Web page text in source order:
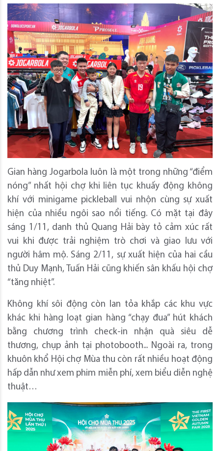
Gian hàng Jogarbola luôn là một trong những “điểm
nóng” nhất hội chợ khi liên tục khuấy động không
khí với minigame pickleball vui nhộn cùng sự xuất
hiện của nhiều ngôi sao nổi tiếng. Có mặt tại đây
sáng 1/11, danh thủ Quang Hải bày tỏ cảm xúc rất
vui khi được trải nghiệm trò chơi và giao lưu với
người hâm mộ. Sáng 2/11, sự xuất hiện của hai cầu
thủ Duy Mạnh, Tuấn Hải cũng khiến sân khấu hội chợ
“tăng nhiệt”.
Không khí sôi động còn lan tỏa khắp các khu vực
khác khi hàng loạt gian hàng “chạy đua” hút khách
bằng chương trình check-in nhận quà siêu dễ
thương, chụp ảnh tại photobooth... Ngoài ra, trong
khuôn khổ Hội chợ Mùa thu còn rất nhiều hoạt động
hấp dẫn như xem phim miễn phí, xem biểu diễn nghệ
thuật…